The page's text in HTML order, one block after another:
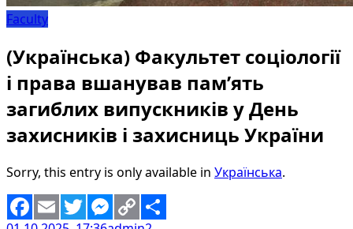
Faculty
(Українська) Факультет соціології
і права вшанував пам’ять
загиблих випускників у День
захисників і захисниць України
Sorry, this entry is only available in Українська.